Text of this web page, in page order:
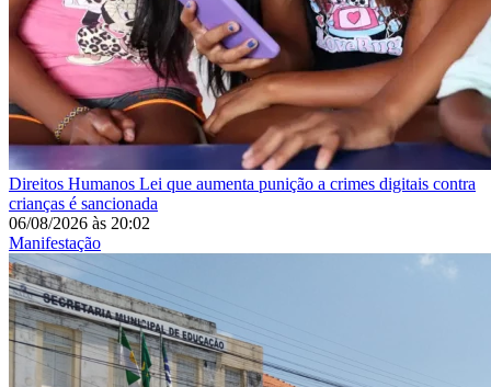
Direitos Humanos Lei que aumenta punição a crimes digitais contra
crianças é sancionada
06/08/2026 às 20:02
Manifestação